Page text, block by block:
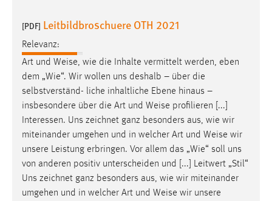
[PDF] Leitbildbroschuere OTH 2021
Relevanz:
Art und Weise, wie die Inhalte vermittelt werden, eben
dem „Wie“. Wir wollen uns deshalb – über die
selbstverständ- liche inhaltliche Ebene hinaus –
insbesondere über die Art und Weise profilieren [...]
Interessen. Uns zeichnet ganz besonders aus, wie wir
miteinander umgehen und in welcher Art und Weise wir
unsere Leistung erbringen. Vor allem das „Wie“ soll uns
von anderen positiv unterscheiden und [...] Leitwert „Stil“
Uns zeichnet ganz besonders aus, wie wir miteinander
umgehen und in welcher Art und Weise wir unsere